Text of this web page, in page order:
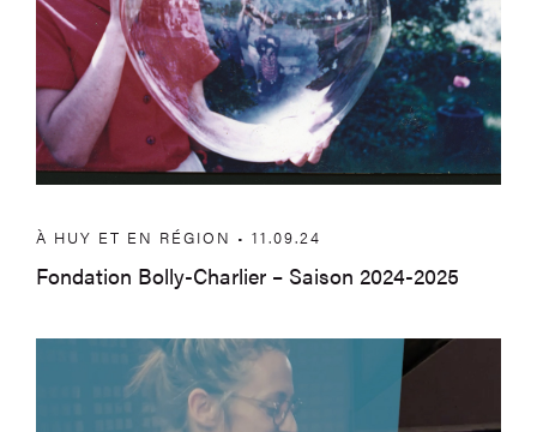
À HUY ET EN RÉGION • 11.09.24
Fondation Bolly-Charlier – Saison 2024-2025
Moment Off – La Bombe Humaine